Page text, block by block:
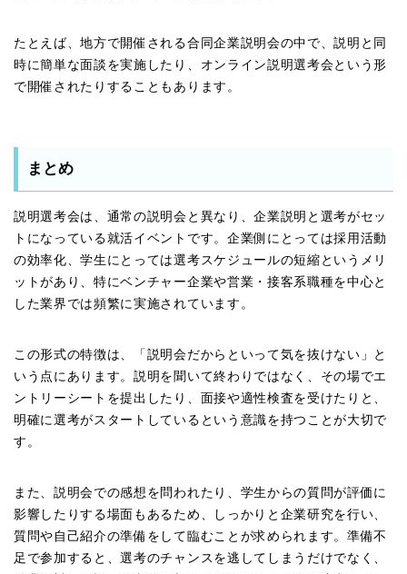
たとえば、地方で開催される合同企業説明会の中で、説明と同
時に簡単な面談を実施したり、オンライン説明選考会という形
で開催されたりすることもあります。
まとめ
説明選考会は、通常の説明会と異なり、企業説明と選考がセッ
トになっている就活イベントです。企業側にとっては採用活動
の効率化、学生にとっては選考スケジュールの短縮というメリ
ットがあり、特にベンチャー企業や営業・接客系職種を中心と
した業界では頻繁に実施されています。
この形式の特徴は、「説明会だからといって気を抜けない」と
いう点にあります。説明を聞いて終わりではなく、その場でエ
ントリーシートを提出したり、面接や適性検査を受けたりと、
明確に選考がスタートしているという意識を持つことが大切で
す。
また、説明会での感想を問われたり、学生からの質問が評価に
影響したりする場面もあるため、しっかりと企業研究を行い、
質問や自己紹介の準備をして臨むことが求められます。準備不
足で参加すると、選考のチャンスを逃してしまうだけでなく、